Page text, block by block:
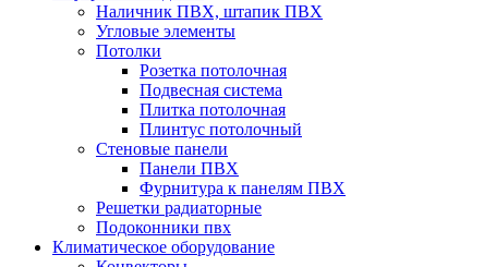
Наличник ПВХ, штапик ПВХ
Угловые элементы
Потолки
Розетка потолочная
Подвесная система
Плитка потолочная
Плинтус потолочный
Стеновые панели
Панели ПВХ
Фурнитура к панелям ПВХ
Решетки радиаторные
Подоконники пвх
Климатическое оборудование